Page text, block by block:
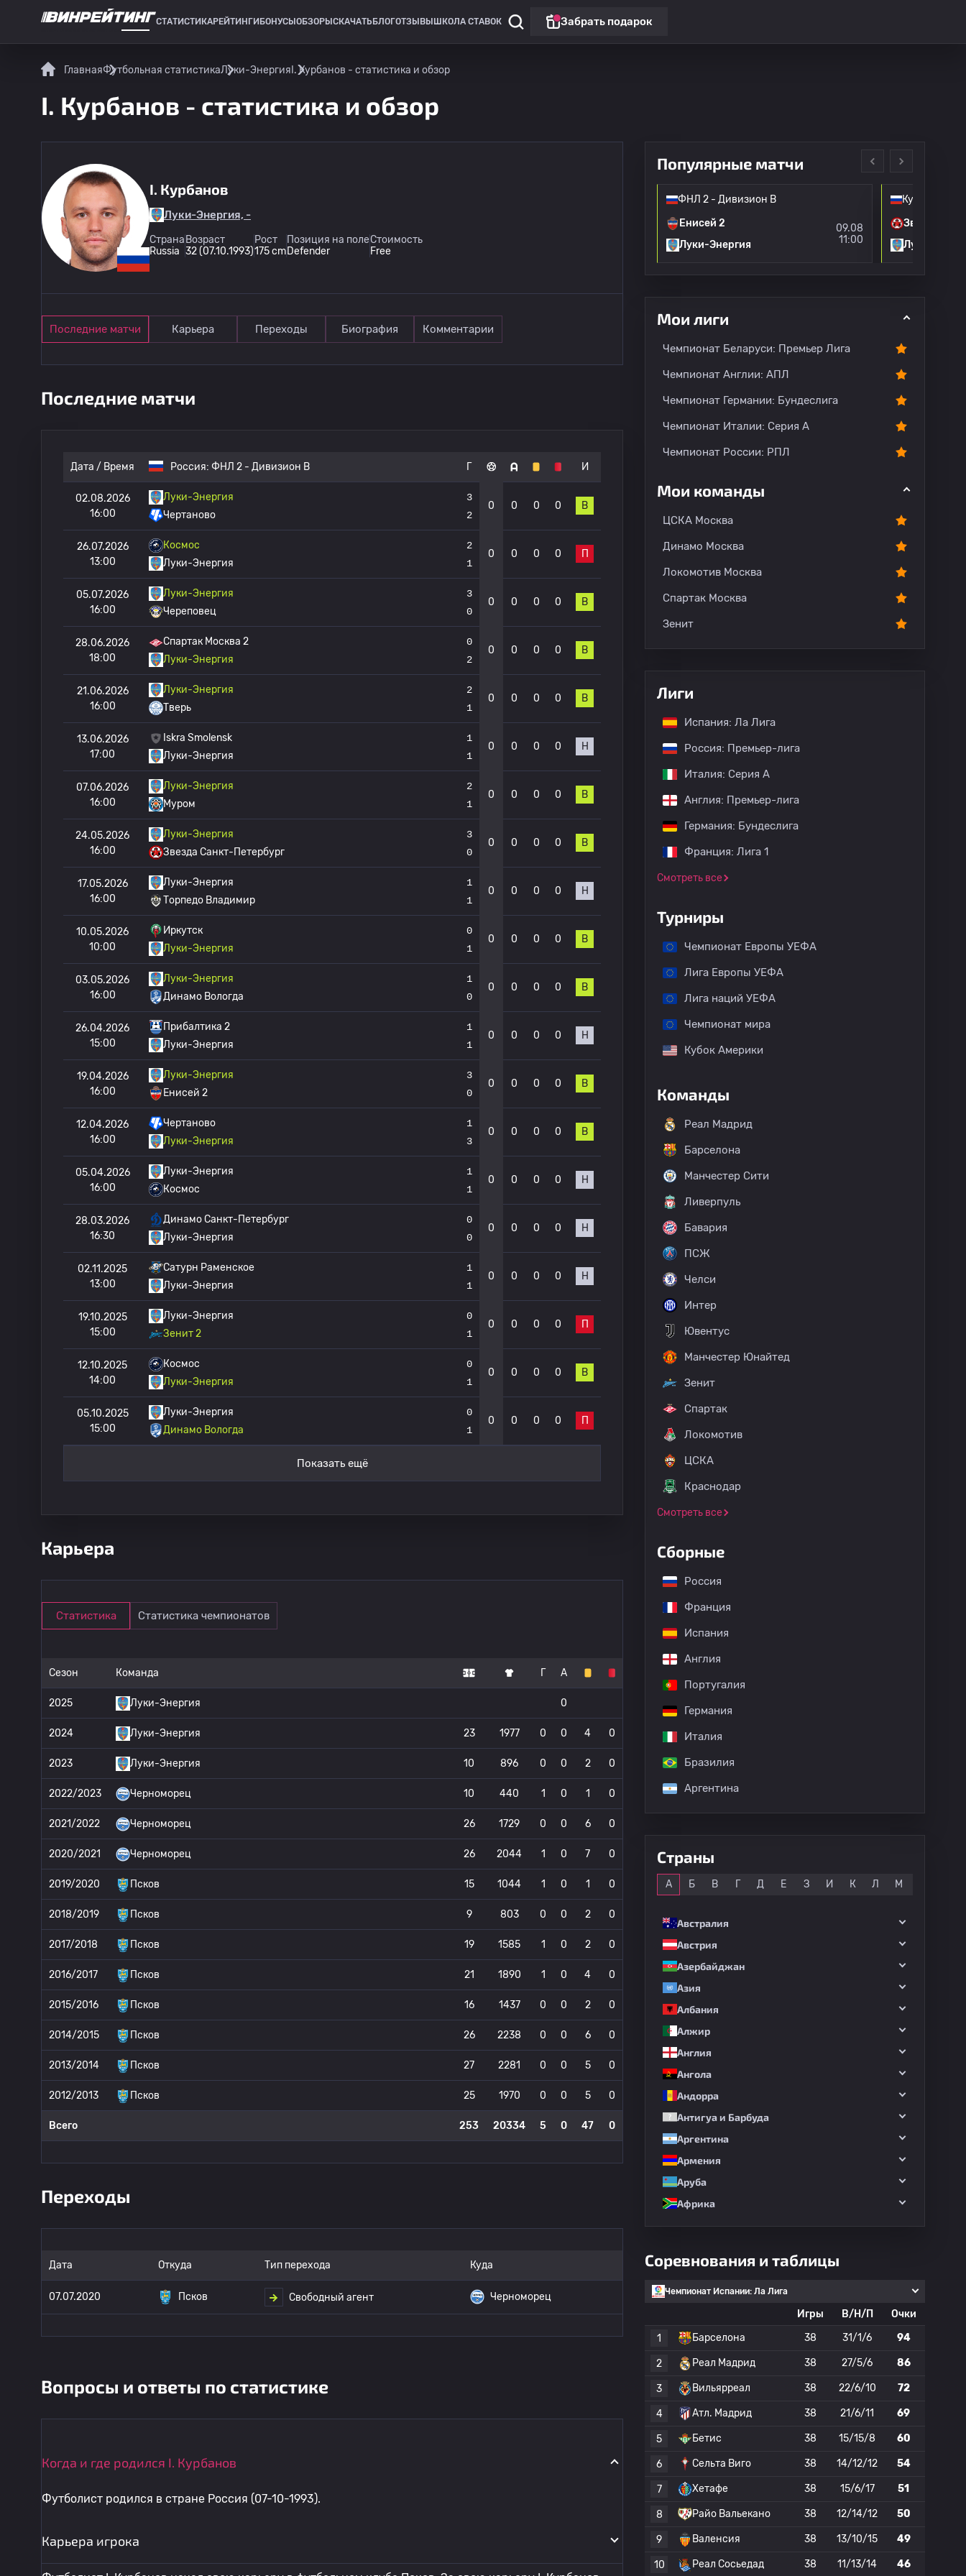
СТАТИСТИКАРЕЙТИНГИ БОНУСЫ ОБЗОРЫ СКАЧАТЬ БЛОГОТЗЫВЫ ШКОЛА СТАВОК Забрать подарок
ГлавнаяФутбольная статистикаЛуки-Энергия I. Курбанов - статистика и обзор
I. Курбанов - статистика и обзор
I. Курбанов
Луки-Энергия, -
Страна
Russia
Возраст
32 (07.10.1993)
Рост
175 cm
Позиция на поле
Defender
Стоимость
Free
Последние матчи Карьера Переходы Биография Комментарии
Последние матчи
Дата / Время Россия: ФНЛ 2 - Дивизион B Г И
02.08.2026
16:00
Луки-Энергия
Чертаново
3
2
0 0 0 0 В
26.07.2026
13:00
Космос
Луки-Энергия
2
1
0 0 0 0 П
05.07.2026
16:00
Луки-Энергия
Череповец
3
0
0 0 0 0 В
28.06.2026
18:00
Спартак Москва 2
Луки-Энергия
0
2
0 0 0 0 В
21.06.2026
16:00
Луки-Энергия
Тверь
2
1
0 0 0 0 В
13.06.2026
17:00
Iskra Smolensk
Луки-Энергия
1
1
0 0 0 0 Н
07.06.2026
16:00
Луки-Энергия
Муром
2
1
0 0 0 0 В
24.05.2026
16:00
Луки-Энергия
Звезда Санкт-Петербург
3
0
0 0 0 0 В
17.05.2026
16:00
Луки-Энергия
Торпедо Владимир
1
1
0 0 0 0 Н
10.05.2026
10:00
Иркутск
Луки-Энергия
0
1
0 0 0 0 В
03.05.2026
16:00
Луки-Энергия
Динамо Вологда
1
0
0 0 0 0 В
26.04.2026
15:00
Прибалтика 2
Луки-Энергия
1
1
0 0 0 0 Н
19.04.2026
16:00
Луки-Энергия
Енисей 2
3
0
0 0 0 0 В
12.04.2026
16:00
Чертаново
Луки-Энергия
1
3
0 0 0 0 В
05.04.2026
16:00
Луки-Энергия
Космос
1
1
0 0 0 0 Н
28.03.2026
16:30
Динамо Санкт-Петербург
Луки-Энергия
0
0
0 0 0 0 Н
02.11.2025
13:00
Сатурн Раменское
Луки-Энергия
1
1
0 0 0 0 Н
19.10.2025
15:00
Луки-Энергия
Зенит 2
0
1
0 0 0 0 П
12.10.2025
14:00
Космос
Луки-Энергия
0
1
0 0 0 0 В
05.10.2025
15:00
Луки-Энергия
Динамо Вологда
0
1
0 0 0 0 П
Показать ещё
Карьера
Статистика Статистика чемпионатов
Сезон Команда Г А
2025 Луки-Энергия 0
2024 Луки-Энергия 23 1977 0 0 4 0
2023 Луки-Энергия 10 896 0 0 2 0
2022/2023 Черноморец 10 440 1 0 1 0
2021/2022 Черноморец 26 1729 0 0 6 0
2020/2021 Черноморец 26 2044 1 0 7 0
2019/2020 Псков 15 1044 1 0 1 0
2018/2019 Псков 9 803 0 0 2 0
2017/2018 Псков 19 1585 1 0 2 0
2016/2017 Псков 21 1890 1 0 4 0
2015/2016 Псков 16 1437 0 0 2 0
2014/2015 Псков 26 2238 0 0 6 0
2013/2014 Псков 27 2281 0 0 5 0
2012/2013 Псков 25 1970 0 0 5 0
Всего 253 20334 5 0 47 0
Переходы
Дата Откуда Тип перехода Куда
07.07.2020 Псков Свободный агент Черноморец
Вопросы и ответы по статистике
Когда и где родился I. Курбанов
Футболист родился в стране Россия (07-10-1993).
Карьера игрока
Популярные матчи
ФНЛ 2 - Дивизион B
Енисей 2
Луки-Энергия
09.08
11:00
Кубок
Звезда
Луки-
Мои лиги
Чемпионат Беларуси: Премьер Лига
Чемпионат Англии: АПЛ
Чемпионат Германии: Бундеслига
Чемпионат Италии: Серия А
Чемпионат России: РПЛ
Мои команды
ЦСКА Москва
Динамо Москва
Локомотив Москва
Спартак Москва
Зенит
Лиги
Испания: Ла Лига
Россия: Премьер-лига
Италия: Серия А
Англия: Премьер-лига
Германия: Бундеслига
Франция: Лига 1
Смотреть все
Турниры
Чемпионат Европы УЕФА
Лига Европы УЕФА
Лига наций УЕФА
Чемпионат мира
Кубок Америки
Команды
Реал Мадрид
Барселона
Манчестер Сити
Ливерпуль
Бавария
ПСЖ
Челси
Интер
Ювентус
Манчестер Юнайтед
Зенит
Спартак
Локомотив
ЦСКА
Краснодар
Смотреть все
Сборные
Россия
Франция
Испания
Англия
Португалия
Германия
Италия
Бразилия
Аргентина
Страны
А Б В Г Д Е З И К Л М
Австралия
Австрия
Азербайджан
Азия
Албания
Алжир
Англия
Ангола
Андорра
Антигуа и Барбуда
Аргентина
Армения
Аруба
Африка
Соревнования и таблицы
Чемпионат Испании: Ла Лига
Игры В/Н/П
Очки
1
Барселона 38 31/1/6 94
2 Реал Мадрид 38 27/5/6 86
3 Вильярреал 38 22/6/10 72
4 Атл. Мадрид 38 21/6/11 69
5 Бетис 38 15/15/8 60
6 Сельта Виго 38 14/12/12 54
7 Хетафе 38 15/6/17 51
8 Райо Вальекано 38 12/14/12 50
9 Валенсия 38 13/10/15 49
10 Реал Сосьедад 38 11/13/14 46